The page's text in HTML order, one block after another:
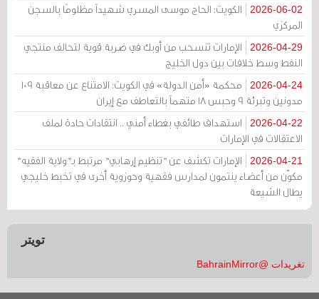
2026-06-02
الكويت: الحاج موسى المسري شهيداً مظلومًا بالسجن
المركزي
2026-04-29
الإمارات تنسحب من أوبك في ضربة قوية لتحالف منتجي
النفط وسط خلافات بين دول الخليج
2026-04-24
محكمة «أمن الدولة» في الكويت: الامتناع عن معاقبة 109
مدونين وتبرئة 9 وحبس 18 متهماً بالتعاطف مع إيران
2026-04-22
استهداف طائفي بغطاء أمني .. انتقادات حادة لملف
الاعتقالات في الإمارات
2026-04-21
الإمارات تكشف عن "تنظيم إرهابي" مرتبط بـ"ولاية الفقيه"
مكوّن من أعضاء ينتمون لمدارس فقهية وحوزوية أخرى في تخبط خليجي
يطال الشيعة
تويتر
تغريدات @BahrainMirror